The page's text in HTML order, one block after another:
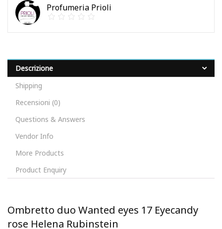
Profumeria Prioli
Descrizione
Shipping
Recensioni (0)
Questions & Answers
Vendor Info
More Products
Product Enquiry
Ombretto duo Wanted eyes 17 Eyecandy
rose Helena Rubinstein